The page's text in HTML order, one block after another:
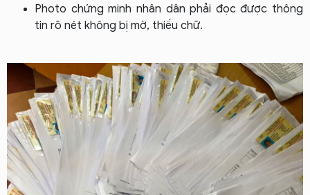
Photo chứng minh nhân dân phải đọc được thông
tin rõ nét không bị mờ, thiếu chữ.